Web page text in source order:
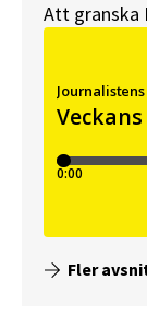
Att granska
Fler